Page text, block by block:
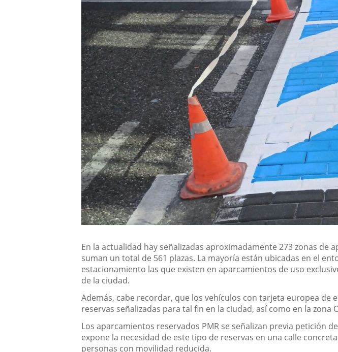
En la actualidad hay señalizadas aproximadamente 273 zonas
suman un total de 561 plazas. La mayoría están ubicadas en el
estacionamiento las que existen en aparcamientos de uso
de la ciudad.
Además, cabe recordar, que los vehículos con tarjeta europea
reservas señalizadas para tal fin en la ciudad, así como en la zona
Los aparcamientos reservados PMR se señalizan previa petición
expone la necesidad de este tipo de reservas en una calle
personas con movilidad reducida.